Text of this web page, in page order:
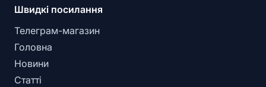
Швидкі посилання
Телеграм-магазин
Головна
Новини
Статті